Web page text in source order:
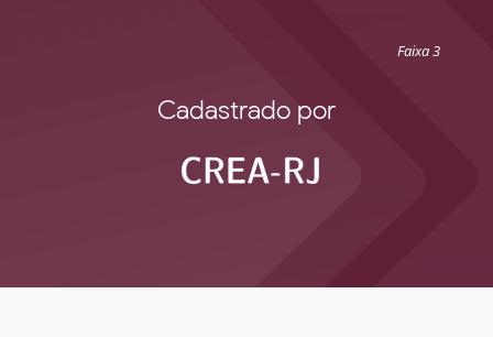
Faixa 3
Cadastrado por